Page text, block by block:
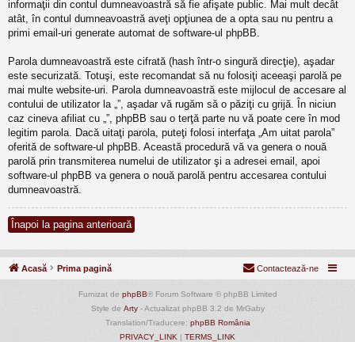
informaţii din contul dumneavoastră să fie afişate public. Mai mult decât
atât, în contul dumneavoastră aveţi opţiunea de a opta sau nu pentru a
primi email-uri generate automat de software-ul phpBB.
Parola dumneavoastră este cifrată (hash într-o singură direcţie), aşadar
este securizată. Totuşi, este recomandat să nu folosiţi aceeaşi parolă pe
mai multe website-uri. Parola dumneavoastră este mijlocul de accesare al
contului de utilizator la „”, aşadar vă rugăm să o păziţi cu grijă. În niciun
caz cineva afiliat cu „”, phpBB sau o terţă parte nu vă poate cere în mod
legitim parola. Dacă uitaţi parola, puteţi folosi interfaţa „Am uitat parola”
oferită de software-ul phpBB. Această procedură vă va genera o nouă
parolă prin transmiterea numelui de utilizator şi a adresei email, apoi
software-ul phpBB va genera o nouă parolă pentru accesarea contului
dumneavoastră.
Înapoi la pagina anterioară
Acasă Prima pagină Contactează-ne
Furnizat de phpBB® Forum Software © phpBB Limited
Style de Arty- Actualizat phpBB 3.2 de MrGaby
Translation/Traducere: phpBB România
PRIVACY_LINK | TERMS_LINK